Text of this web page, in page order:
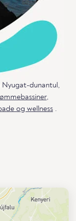
Nyugat-dunantul,
,
og wellness .